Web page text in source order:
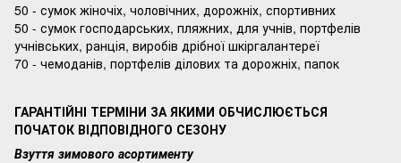
50 - сумок жіночіх, чоловічних, дорожніх, спортивних
50 - сумок господарських, пляжних, для учнів, портфелів
учнівських, ранція, виробів дрібної шкіргалантереї
70 - чемоданів, портфелів ділових та дорожніх, папок
ГАРАНТІЙНІ ТЕРМІНИ ЗА ЯКИМИ ОБЧИСЛЮЄТЬСЯ
ПОЧАТОК ВІДПОВІДНОГО СЕЗОНУ
Взуття зимового асортименту